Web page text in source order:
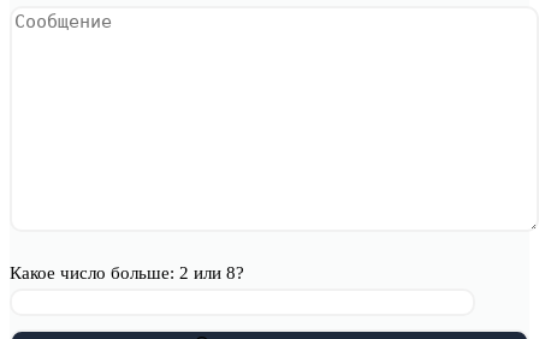
Какое число больше: 2 или 8?